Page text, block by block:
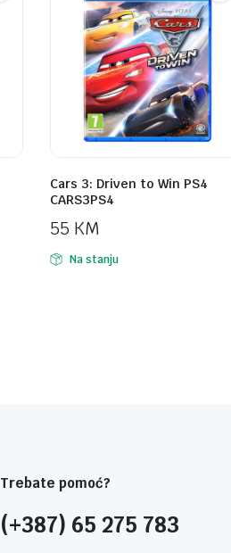
Cars 3: Driven to Win PS4
CARS3PS4
55 KM
Na stanju
Trebate pomoć?
(+387) 65 275 783